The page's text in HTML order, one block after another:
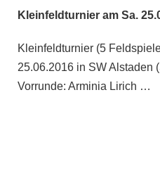
Kleinfeldturnier am Sa.
Kleinfeldturnier (5
25.06.2016 in SW Alstaden
Vorrunde: Arminia Lirich …